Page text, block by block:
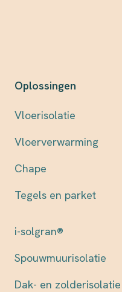
Oplossingen
Vloerisolatie
Vloerverwarming
Chape
Tegels en parket
i-solgran®
Spouwmuurisolatie
Dak- en zolderisolatie